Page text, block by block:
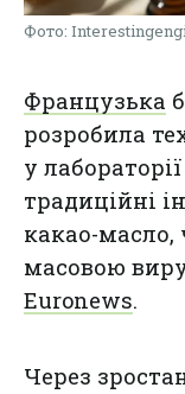
Фото:
Французька
розробила
у лабораторії
традиційні
какао-масло,
масовою
Euronews.
Через